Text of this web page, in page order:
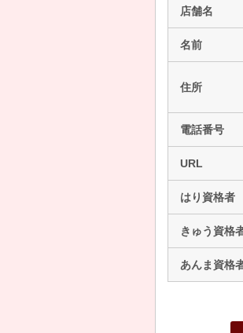
店舗名
名前
住所
電話番号
URL
はり資格者
きゅう資格
あんま資格